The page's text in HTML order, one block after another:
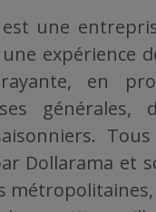
est une
expérience
en
Dollarama et